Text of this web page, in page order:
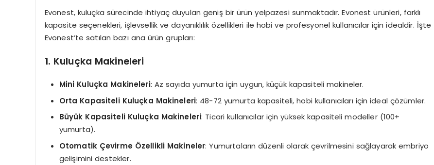
Evonest, kuluçka sürecinde ihtiyaç duyulan geniş bir ürün yelpazesi sunmaktadır. Evonest ürünleri, farklı
kapasite seçenekleri, işlevsellik ve dayanıklılık özellikleri ile hobi ve profesyonel kullanıcılar için idealdir. İşte
Evonest’te satılan bazı ana ürün grupları:
1. Kuluçka Makineleri
Mini Kuluçka Makineleri: Az sayıda yumurta için uygun, küçük kapasiteli makineler.
Orta Kapasiteli Kuluçka Makineleri: 48-72 yumurta kapasiteli, hobi kullanıcıları için ideal çözümler.
Büyük Kapasiteli Kuluçka Makineleri: Ticari kullanıcılar için yüksek kapasiteli modeller (100+
yumurta).
Otomatik Çevirme Özellikli Makineler: Yumurtaların düzenli olarak çevrilmesini sağlayarak embriyo
gelişimini destekler.